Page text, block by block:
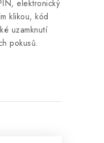
elektronický
klikou, kód
uzamknutí
pokusů.